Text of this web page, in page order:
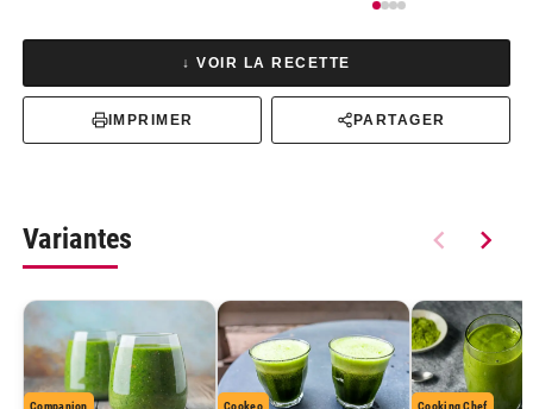
↓ VOIR LA RECETTE
IMPRIMER PARTAGER
Variantes
Companion Cookeo Cooking Chef